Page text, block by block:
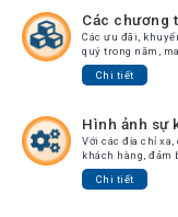
Địa
Chỉ
Chính
Chuyển
Chính
Các chương
Các ưu đãi,
quý trong năm,
Chi tiết
Hình ảnh sự
Với các địa chỉ
khách hàng, đảm
Chi tiết